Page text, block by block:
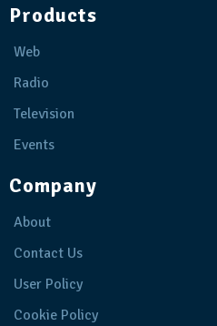
Products
Web
Radio
Television
Events
Company
About
Contact Us
User Policy
Cookie Policy